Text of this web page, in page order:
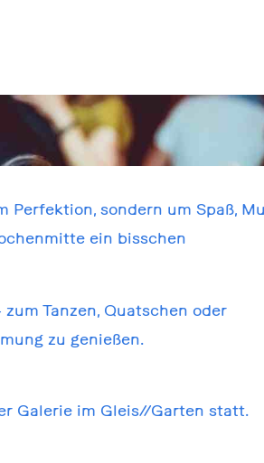
sondern um Spaß,
ein bisschen
Tanzen, Quatschen oder
zu genießen.
Galerie im Gleis//Garten statt.